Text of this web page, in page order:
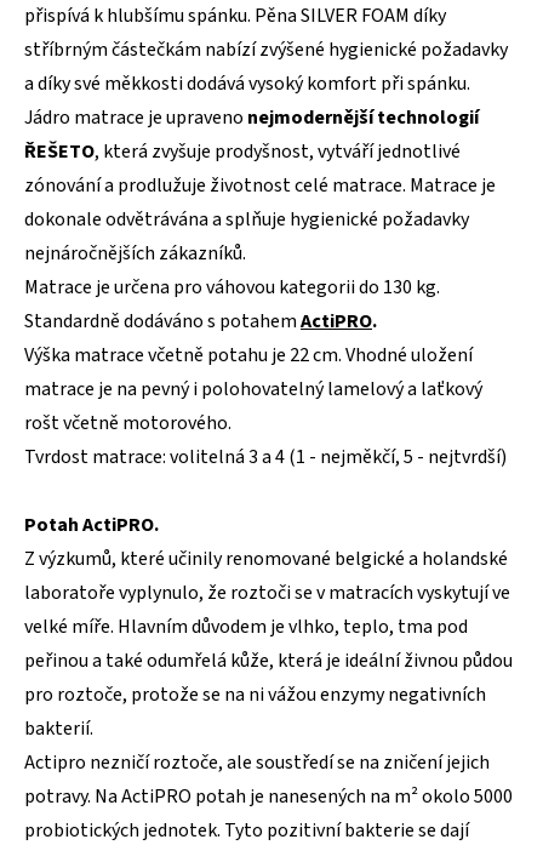
přispívá k hlubšímu spánku. Pěna SILVER FOAM díky
stříbrným částečkám nabízí zvýšené hygienické požadavky
a díky své měkkosti dodává vysoký komfort při spánku.
Jádro matrace je upraveno nejmodernější technologií
ŘEŠETO, která zvyšuje prodyšnost, vytváří jednotlivé
zónování a prodlužuje životnost celé matrace. Matrace je
dokonale odvětrávána a splňuje hygienické požadavky
nejnáročnějších zákazníků.
Matrace je určena pro váhovou kategorii do 130 kg.
Standardně dodáváno s potahemActiPRO.
Výška matrace včetně potahu je 22 cm. Vhodné uložení
matrace je na pevný i polohovatelný lamelový a laťkový
rošt včetně motorového.
Tvrdost matrace: volitelná 3 a 4 (1 - nejměkčí, 5 - nejtvrdší)
Potah ActiPRO.
Z výzkumů, které učinily renomované belgické a holandské
laboratoře vyplynulo, že roztoči se v matracích vyskytují ve
velké míře. Hlavním důvodem je vlhko, teplo, tma pod
peřinou a také odumřelá kůže, která je ideální živnou půdou
pro roztoče, protože se na ni vážou enzymy negativních
bakterií.
Actipro nezničí roztoče, ale soustředí se na zničení jejich
potravy. Na ActiPRO potah je nanesených na m² okolo 5000
probiotických jednotek. Tyto pozitivní bakterie se dají